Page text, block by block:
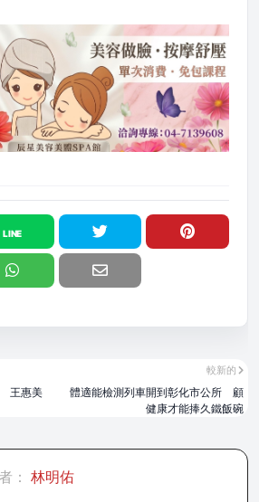
較新的
體適能檢測列車開到彰化市公所 顧
健康才能捧久鐵飯碗
王惠美
： 林明佑